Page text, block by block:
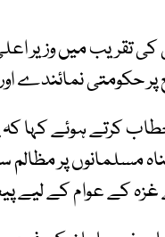
کی تقریب میں وزیر
حکومتی نمائندے
خطاب کرتے ہوئے کہا
مسلمانوں پر
کے عوام کے لیے